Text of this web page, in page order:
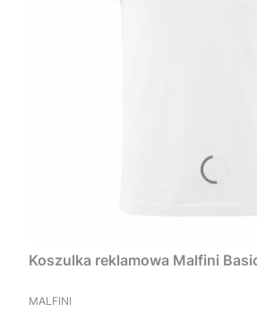
Koszulka reklamowa Malfini
PRODUCENT
MALFINI